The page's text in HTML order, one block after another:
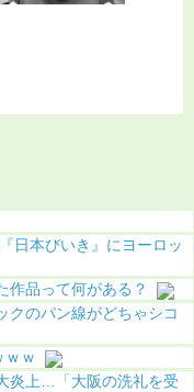
日本びいき』にヨーロッ
作品って何がある？
クのパン線がどちゃシコ
ｗｗ
炎上…「大阪の洗礼を受